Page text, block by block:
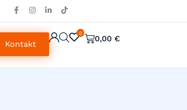
Kontakt
0
0,00 €